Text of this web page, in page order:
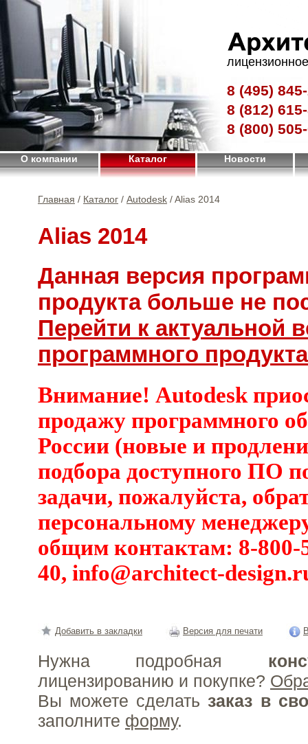
8 (495)
8 (812)
8 (800)
О компании Каталог Новости
Главная / Каталог / Autodesk / Alias 2014
Alias 2014
Данная версия
продукта больше не
Перейти к актуальной
программного
Внимание! Autodesk
продажу программного
России (новые и
подбора доступного ПО
задачи, пожалуйста,
персональному
общим контактам: 8-800-
40, info@architect-
Добавить в закладки Версия для печати
Нужна подробная
лицензированию и покупке?
Вы можете сделать заказ в
заполните форму.